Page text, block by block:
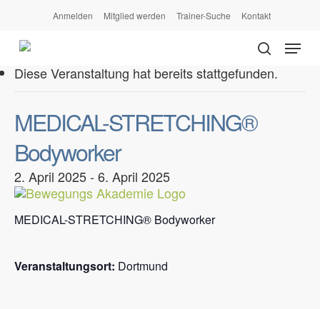
main
content
Anmelden Mitglied werden Trainer-Suche Kontakt
Menu
Diese Veranstaltung hat bereits stattgefunden.
MEDICAL-STRETCHING®
Bodyworker
2. April 2025- 6. April 2025
MEDICAL-STRETCHING® Bodyworker
Veranstaltungsort: Dortmund